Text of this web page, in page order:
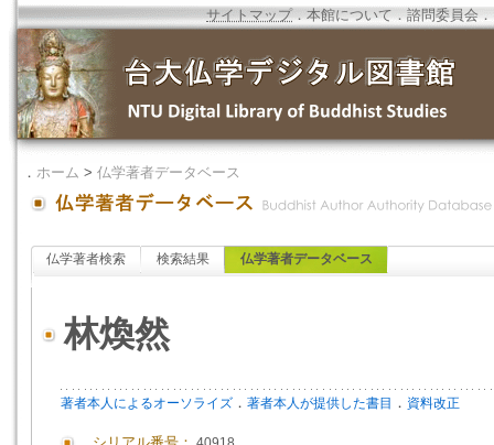
サイトマップ．本館について ．諮問委員会 ．
． ホーム > 仏学著者データベース
仏学著者検索 検索結果 仏学著者データベース
林煥然
著者本人によるオーソライズ ． 著者本人が提供した書目 ． 資料改正